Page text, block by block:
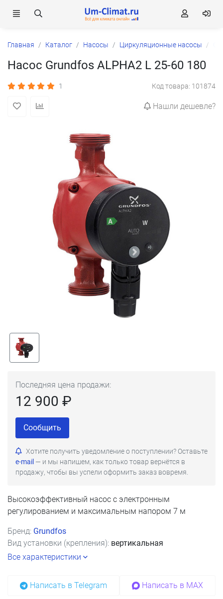
Главная Каталог Насосы Циркуляционные насосы
Насос Grundfos ALPHA2 L 25-60 180
1 Код товара: 101874
Нашли дешевле?
Последняя цена продажи:
12 900 ₽
Сообщить
Хотите получить уведомление о поступлении? Оставьте
e-mail — и мы напишем, как только товар вернётся в
продажу, чтобы вы успели оформить заказ вовремя.
Высокоэффективный насос с электронным
регулированием и максимальным напором 7 м
Бренд: Grundfos
Вид установки (крепления): вертикальная
Все характеристики
Написать в Telegram Написать в MAX